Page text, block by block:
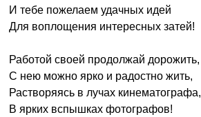
И тебе пожелаем удачных идей
Для воплощения интересных затей!
Работой своей продолжай дорожить,
С нею можно ярко и радостно жить,
Растворяясь в лучах кинематографа,
В ярких вспышках фотографов!